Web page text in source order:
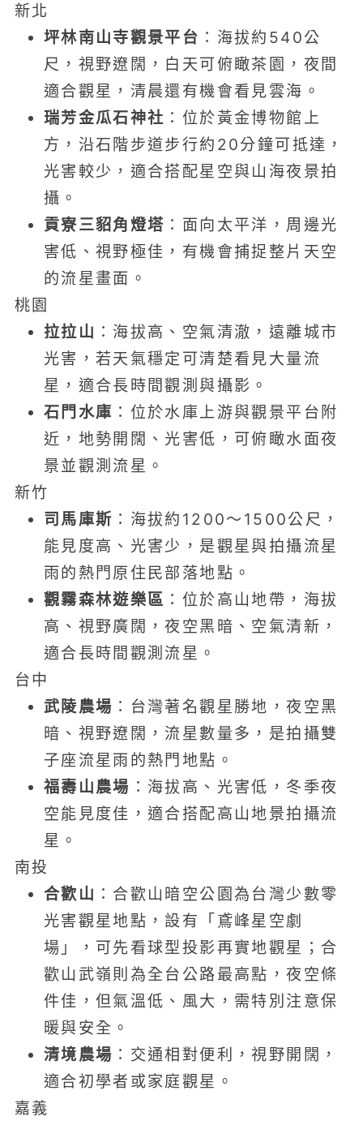
新北
坪林南山寺觀景平台 ：海拔約540公
尺，視野遼闊，白天可俯瞰茶園，夜間
適合觀星，清晨還有機會看見雲海。
瑞芳金瓜石神社 ：位於黃金博物館上
方，沿石階步道步行約20分鐘可抵達，
光害較少，適合搭配星空與山海夜景拍
攝。
貢寮三貂角燈塔 ：面向太平洋，周邊光
害低、視野極佳，有機會捕捉整片天空
的流星畫面。
桃園
拉拉山 ：海拔高、空氣清澈，遠離城市
光害，若天氣穩定可清楚看見大量流
星，適合長時間觀測與攝影。
石門水庫 ：位於水庫上游與觀景平台附
近，地勢開闊、光害低，可俯瞰水面夜
景並觀測流星。
新竹
司馬庫斯 ：海拔約1200～1500公尺，
能見度高、光害少，是觀星與拍攝流星
雨的熱門原住民部落地點。
觀霧森林遊樂區 ：位於高山地帶，海拔
高、視野廣闊，夜空黑暗、空氣清新，
適合長時間觀測流星。
台中
武陵農場 ：台灣著名觀星勝地，夜空黑
暗、視野遼闊，流星數量多，是拍攝雙
子座流星雨的熱門地點。
福壽山農場 ：海拔高、光害低，冬季夜
空能見度佳，適合搭配高山地景拍攝流
星。
南投
合歡山 ：合歡山暗空公園為台灣少數零
光害觀星地點，設有「鳶峰星空劇
場」，可先看球型投影再實地觀星；合
歡山武嶺則為全台公路最高點，夜空條
件佳，但氣溫低、風大，需特別注意保
暖與安全。
清境農場 ：交通相對便利，視野開闊，
適合初學者或家庭觀星。
嘉義